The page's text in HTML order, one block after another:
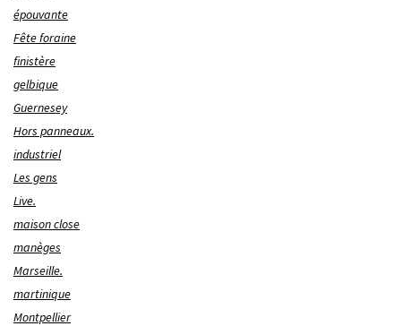
épouvante
Fête foraine
finistère
gelbique
Guernesey
Hors panneaux.
industriel
Les gens
Live.
maison close
manèges
Marseille.
martinique
Montpellier